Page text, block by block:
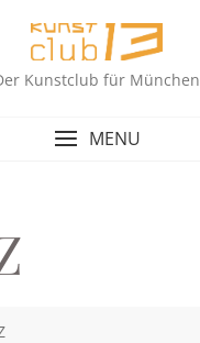
Kunstclub für München
MENU